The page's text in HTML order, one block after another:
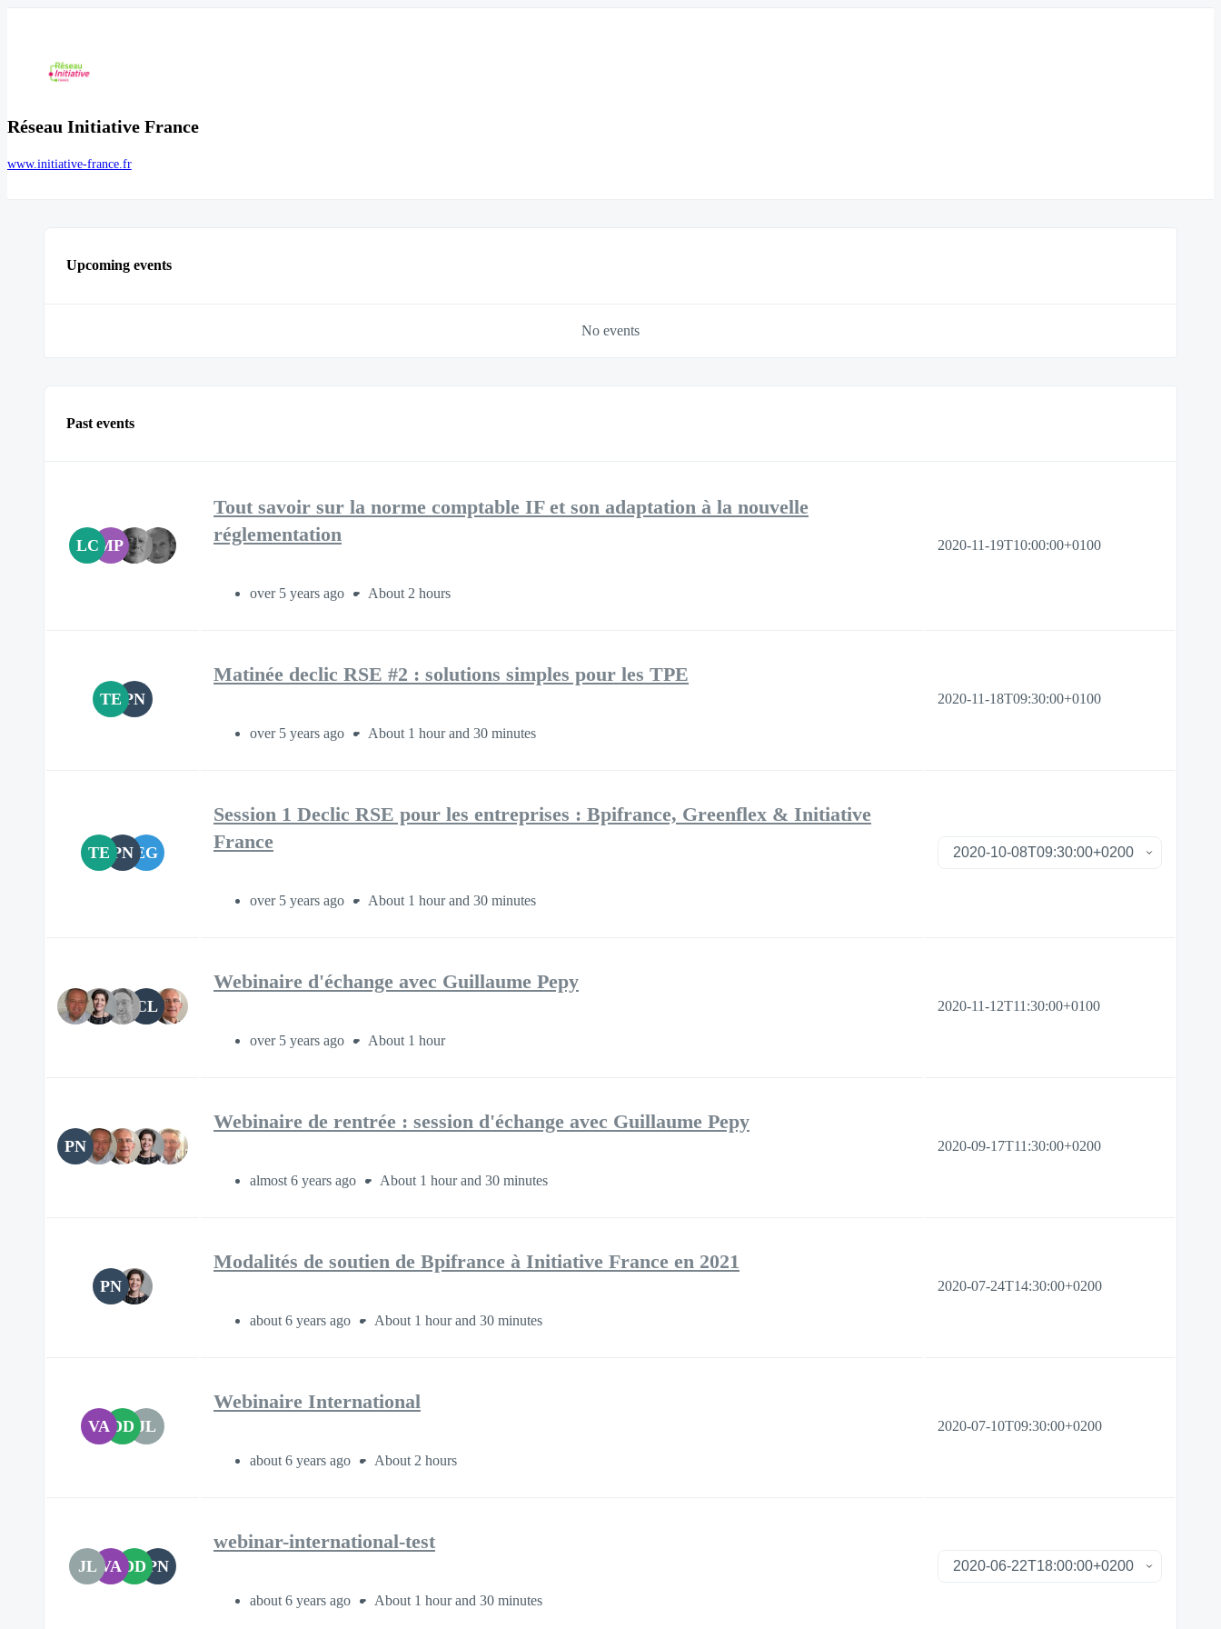
Réseau Initiative France
www.initiative-france.fr
Upcoming events
No events
Past events
LC MP
Tout savoir sur la norme comptable IF et son adaptation à la nouvelle
réglementation
over 5 years ago About 2 hours
2020-11-19T10:00:00+0100
TE PN
Matinée declic RSE #2 : solutions simples pour les TPE
over 5 years ago About 1 hour and 30 minutes
2020-11-18T09:30:00+0100
TE PN EG
Session 1 Declic RSE pour les entreprises : Bpifrance, Greenflex & Initiative
France
over 5 years ago About 1 hour and 30 minutes
CL
Webinaire d'échange avec Guillaume Pepy
over 5 years ago About 1 hour
2020-11-12T11:30:00+0100
PN
Webinaire de rentrée : session d'échange avec Guillaume Pepy
almost 6 years ago About 1 hour and 30 minutes
2020-09-17T11:30:00+0200
PN
Modalités de soutien de Bpifrance à Initiative France en 2021
about 6 years ago About 1 hour and 30 minutes
2020-07-24T14:30:00+0200
VA DD JL
Webinaire International
about 6 years ago About 2 hours
2020-07-10T09:30:00+0200
JL VA DD PN
webinar-international-test
about 6 years ago About 1 hour and 30 minutes